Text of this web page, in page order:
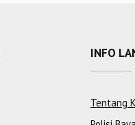
INFO
Tentang